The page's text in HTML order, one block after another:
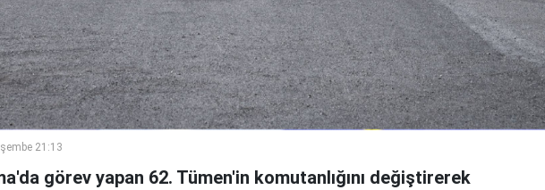
21:13
görev yapan 62. Tümen'in komutanlığını değiştirerek